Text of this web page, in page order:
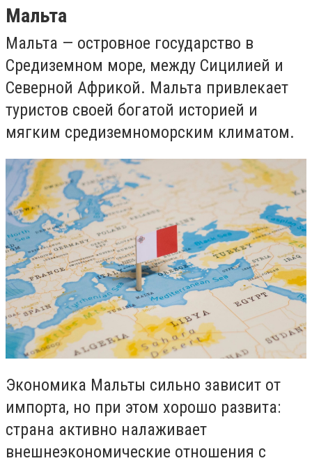
Мальта
Мальта — островное государство в
Средиземном море, между Сицилией и
Северной Африкой. Мальта привлекает
туристов своей богатой историей и
мягким средиземноморским климатом.
Экономика Мальты сильно зависит от
импорта, но при этом хорошо развита:
страна активно налаживает
внешнеэкономические отношения с